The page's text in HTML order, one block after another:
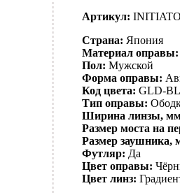
Артикул:
Страна: Япония
Материал оправы:
Пол: Мужской
Форма оправы:
Код цвета: GLD-
Тип оправы:
Ширина линзы,
Размер моста на
Размер заушника,
Футляр: Да
Цвет оправы:
Цвет линз: